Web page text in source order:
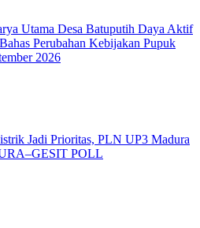
Utama Desa Batuputih Daya Aktif
Perubahan Kebijakan Pupuk
2026
Jadi Prioritas, PLN UP3 Madura
POLL